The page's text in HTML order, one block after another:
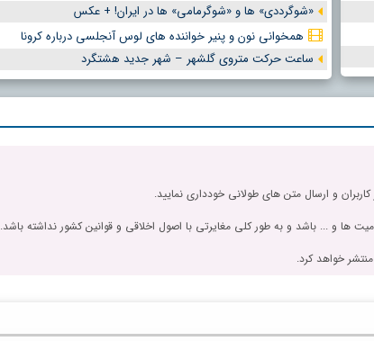
«شوگرددی» ها و «شوگرمامی» ها در ایران! + عکس
همخوانی نون و پنیر خواننده های لوس آنجلسی درباره کرونا
ساعت حرکت متروی گلشهر – شهر جدید هشتگرد
کاربران و ارسال متن های طولانی خودداری نمایید.
ها و ... باشد و به طور کلی مغایرتی با اصول اخلاقی و قوانین کشور نداشته باشد.
خواهد کرد.